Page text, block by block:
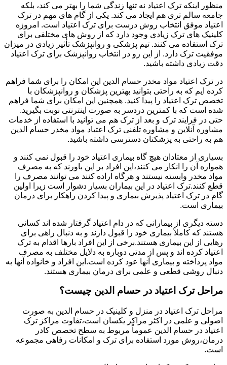
منظور اینکه ترک اعتیاد نه تنها زندگی شما را بهتر می کند، بلکه
جامعه سالم تری هم ایجاد می کند. یکی از گام های مهم در ترک
اعتیاد موفق انتخاب روش درست برای ترک اعتیاد است. امروزه
کلینیک های ترک زیادی وجود دارد که از روش های مختلفی برای
ترک استفاده می کنند. تیم پزشکی و روانپزشک تأثیر زیادی در میزان
موفقیت ترک دارد. از این رو در انتخاب روانپزشک برای ترک اعتیاد
دقت زیادی داشته باشید.
در ترک اعتیاد مواد مخدر حسام الدین این امکان را برای شما فراهم
کرده ایم که به راحتی بتوانید بهترین پزشکان و روانپزشکان با
تخصص ترک اعتیاد را پیدا کنید. همچنین این امکان برای شما فراهم
شده است که با کمترین دردسر به صورت اینترنتی نوبت بگیرید.
حتی در فرایند ترک و بعد از ترک هم می توانید با استفاده از خدمات
مشاوره آنلاین و مشاوره تلفنی ترک اعتیاد مواد مخدر حسام الدین
هم به راحتی به پزشکتان دسترسی داشته باشید.
بسیاری از معتادان هیچ گاه بیماری اعتیاد خود را قبول نمی کنند و
همواره آن را انکار می کنند،این افراد بر این باورند که به مصرف
مواد مخدر وابسته نیستند و هرگاه اراده کنند می توانند مصرف را
قطع کنند.ترک اعتیاد در این بیماران بسیار دشوار است زیرا اولین
گام در ترک اعتیاد پذیرش بیماری و پیدا کردن راهکار برای درمان
بیماری است.
دسته دیگری از بیمارانی که در دام اعتیاد گرفتار شده اند کسانی
هستند که کاملاً بیماری خود را قبول دارند و به دنبال راهی برای
رهایی از این بیماری هستند.برخی از این افراد بارها اقدام به ترک
اعتیاد کرده اند و پس از مدتی دوباره به دلایل مختلف به مصرف
مواد پرداخته و بیماری آنها عود کرده است.این افراد و خانواده آنها به
دنبال روشی قطعی و علمی برای درمان بیماری هستند.
مراحل ترک اعتیاد در حسام الدین چیست؟
مراحل ترک اعتیاد در منزل و کلینیک در حسام الدین به صورت
اصولی و علمی در اکثر مراکز یکسان است،تفاوت مراکز ترک
اعتیاد در حسام الدین عموماً مربوط به سطح تخصص کادر
درمان،روش مورد استفاده برای ترک و امکانات رفاهی مجموعه
است.